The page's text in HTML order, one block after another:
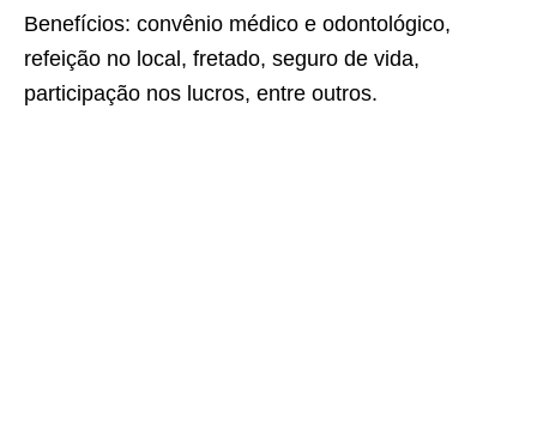
Benefícios: convênio médico e odontológico,
refeição no local, fretado, seguro de vida,
participação nos lucros, entre outros.